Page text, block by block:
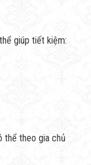
giúp tiết kiệm:
thể theo gia chủ